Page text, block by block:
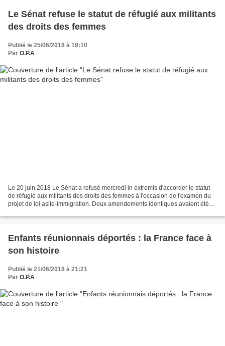
Le Sénat refuse le statut de réfugié aux militants
des droits des femmes
Publié le 25/06/2018 à 19:10
Par O.P.A
Le 20 juin 2018 Le Sénat a refusé mercredi in extremis d'accorder le statut
de réfugié aux militants des droits des femmes à l'occasion de l'examen du
projet de loi asile-immigration. Deux amendements identiques avaient été
Enfants réunionnais déportés : la France face à
son histoire
Publié le 21/06/2018 à 21:21
Par O.P.A